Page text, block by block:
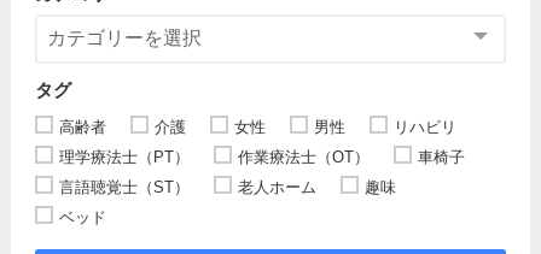
タグ
高齢者 介護 女性 男性
リハビリ
理学療法士（PT）
作業療法士（OT）
車椅子
言語聴覚士（ST）
老人ホーム
趣味
ベッド